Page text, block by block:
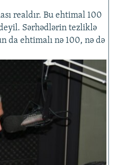
realdır. Bu ehtimal 100
Sərhədlərin tezliklə
da ehtimalı nə 100, nə də